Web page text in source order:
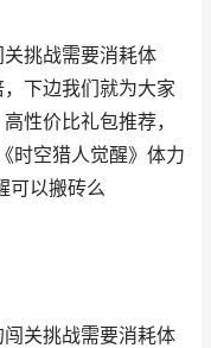
挑战需要消耗体
下边我们就为大家
性价比礼包推荐，
时空猎人觉醒》体力
可以搬砖么
关挑战需要消耗体